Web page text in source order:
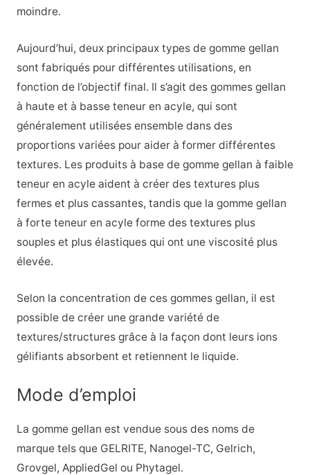
moindre.
Aujourd’hui, deux principaux types de gomme gellan
sont fabriqués pour différentes utilisations, en
fonction de l’objectif final. Il s’agit des gommes gellan
à haute et à basse teneur en acyle, qui sont
généralement utilisées ensemble dans des
proportions variées pour aider à former différentes
textures. Les produits à base de gomme gellan à faible
teneur en acyle aident à créer des textures plus
fermes et plus cassantes, tandis que la gomme gellan
à forte teneur en acyle forme des textures plus
souples et plus élastiques qui ont une viscosité plus
élevée.
Selon la concentration de ces gommes gellan, il est
possible de créer une grande variété de
textures/structures grâce à la façon dont leurs ions
gélifiants absorbent et retiennent le liquide.
Mode d’emploi
La gomme gellan est vendue sous des noms de
marque tels que GELRITE, Nanogel-TC, Gelrich,
Grovgel, AppliedGel ou Phytagel.